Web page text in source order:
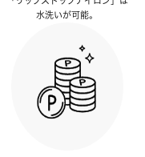
水洗いが可能。